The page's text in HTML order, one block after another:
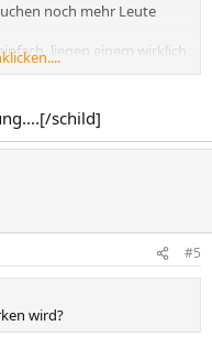
noch mehr Leute
liegen einem wirklich
PN oder IM
geht dann kommt einer
jetzt.
und ohne Aufruhr.
schild]
#5
wird?